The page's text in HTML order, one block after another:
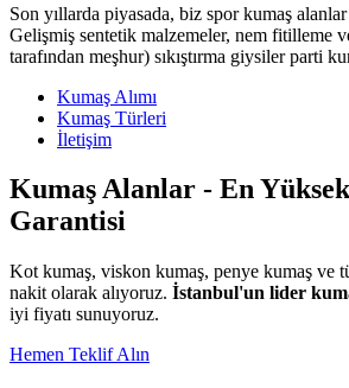
Son yıllarda piyasada, biz spor kumaş
Gelişmiş sentetik malzemeler, nem fitilleme
tarafından meşhur) sıkıştırma giysiler parti
Kumaş Alımı
Kumaş Türleri
İletişim
Kumaş Alanlar - En
Garantisi
Kot kumaş, viskon kumaş, penye kumaş ve
nakit olarak alıyoruz. İstanbul'un lider
iyi fiyatı sunuyoruz.
Hemen Teklif Alın